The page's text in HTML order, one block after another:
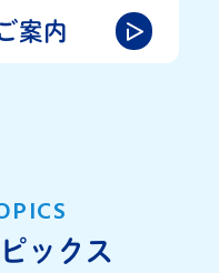
案内
ックス